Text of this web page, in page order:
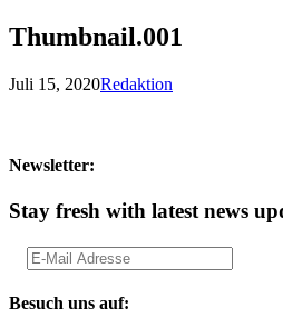
Thumbnail.001
Juli 15, 2020Redaktion
Newsletter:
Stay fresh with latest news
Besuch uns auf: